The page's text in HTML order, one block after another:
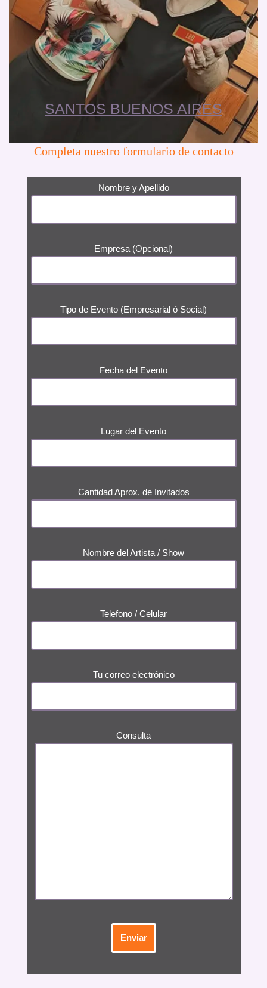
SANTOS BUENOS AIRES
Completa nuestro formulario de contacto
Nombre y Apellido
Empresa (Opcional)
Tipo de Evento (Empresarial ó Social)
Fecha del Evento
Lugar del Evento
Cantidad Aprox. de Invitados
Nombre del Artista / Show
Telefono / Celular
Tu correo electrónico
Consulta